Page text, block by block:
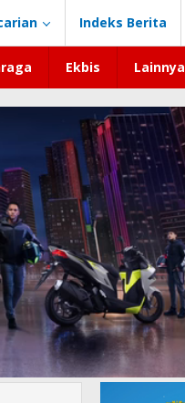
Indeks Berita
Ekbis Lainnya